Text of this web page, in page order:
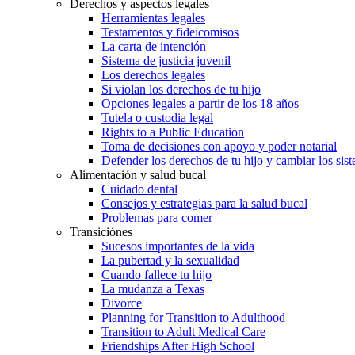
Derechos y aspectos legales
Herramientas legales
Testamentos y fideicomisos
La carta de intención
Sistema de justicia juvenil
Los derechos legales
Si violan los derechos de tu hijo
Opciones legales a partir de los 18 años
Tutela o custodia legal
Rights to a Public Education
Toma de decisiones con apoyo y poder notarial
Defender los derechos de tu hijo y cambiar los
Alimentación y salud bucal
Cuidado dental
Consejos y estrategias para la salud bucal
Problemas para comer
Transiciónes
Sucesos importantes de la vida
La pubertad y la sexualidad
Cuando fallece tu hijo
La mudanza a Texas
Divorce
Planning for Transition to Adulthood
Transition to Adult Medical Care
Friendships After High School